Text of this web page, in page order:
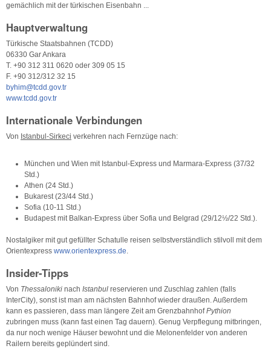
gemächlich mit der türkischen Eisenbahn ...
Hauptverwaltung
Türkische Staatsbahnen (TCDD)
06330 Gar Ankara
T. +90 312 311 0620 oder 309 05 15
F. +90 312/312 32 15
byhim@tcdd.gov.tr
www.tcdd.gov.tr
Internationale Verbindungen
Von Istanbul-Sirkeci verkehren nach Fernzüge nach:
München und Wien mit Istanbul-Express und Marmara-Express (37/32
Std.)
Athen (24 Std.)
Bukarest (23/44 Std.)
Sofia (10-11 Std.)
Budapest mit Balkan-Express über Sofia und Belgrad (29/12½/22 Std.).
Nostalgiker mit gut gefüllter Schatulle reisen selbstverständlich stilvoll mit dem
Orientexpress www.orientexpress.de.
Insider-Tipps
Von Thessaloniki nach Istanbul reservieren und Zuschlag zahlen (falls
InterCity), sonst ist man am nächsten Bahnhof wieder draußen. Außerdem
kann es passieren, dass man längere Zeit am GrenzbahnhofPythion
zubringen muss (kann fast einen Tag dauern). Genug Verpflegung mitbringen,
da nur noch wenige Häuser bewohnt und die Melonenfelder von anderen
Railern bereits geplündert sind.